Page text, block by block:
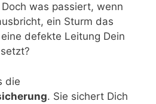
was passiert, wenn
ein Sturm das
defekte Leitung Dein
die
. Sie sichert Dich